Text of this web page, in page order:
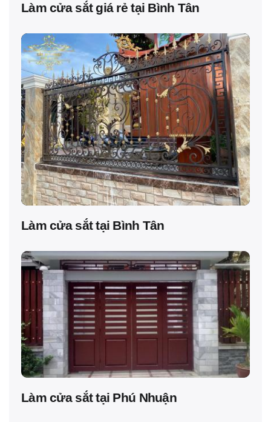
Làm cửa sắt giá rẻ tại Bình Tân
Làm cửa sắt tại Bình Tân
Làm cửa sắt tại Phú Nhuận